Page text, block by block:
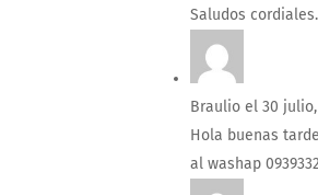
Saludos cordiales.
Braulio el 30 julio,
Hola buenas
al washap